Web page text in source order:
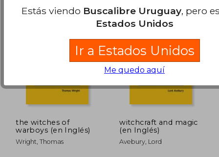
the witches of
warboys (en Inglés)
Wright, Thomas
witchcraft and magic
(en Inglés)
Avebury, Lord
Estás viendo Buscalibre Uruguay, pero
Estados Unidos
Ir a Estados Unidos
Me quedo aquí